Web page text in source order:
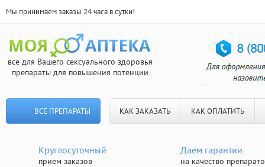
Мы принимаем заказы 24 часа в сутки!
все для Вашего сексуального здоровья
препараты для повышения потенции
ВСЕ ПРЕПАРАТЫ КАК ЗАКАЗАТЬ КАК ОПЛАТИТЬ
Круглосуточный
прием заказов
Даем гарантии
на качество